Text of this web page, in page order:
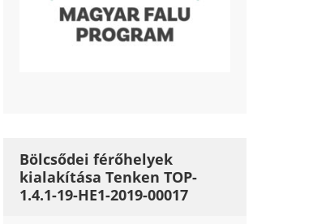
Bölcsődei férőhelyek
kialakítása Tenken TOP-
1.4.1-19-HE1-2019-00017